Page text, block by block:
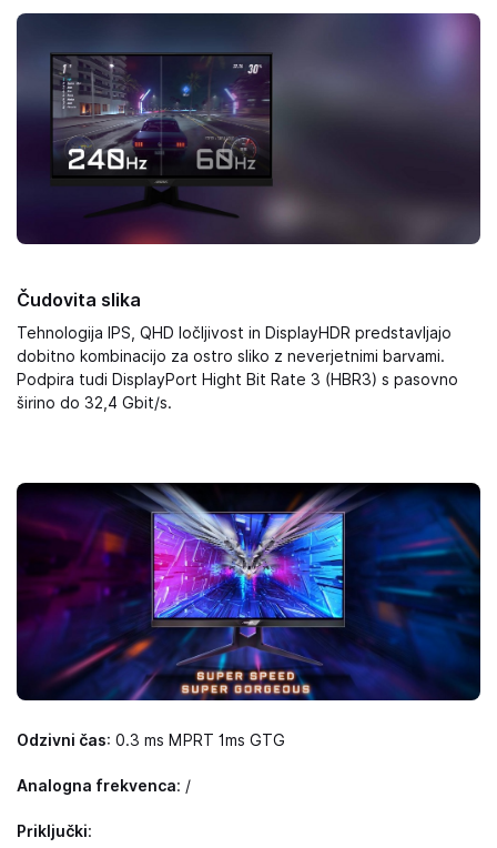
Čudovita slika
Tehnologija IPS, QHD ločljivost in DisplayHDR predstavljajo
dobitno kombinacijo za ostro sliko z neverjetnimi barvami.
Podpira tudi DisplayPort Hight Bit Rate 3 (HBR3) s pasovno
širino do 32,4 Gbit/s.
Odzivni čas: 0.3 ms MPRT 1ms GTG
Analogna frekvenca: /
Priključki: